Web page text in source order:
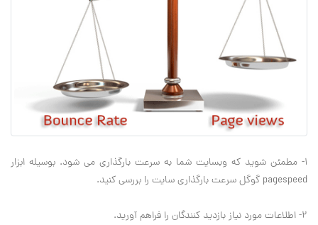
1- مطمئن شوید که وبسایت شما به سرعت بارگذاری می شود. بوسیله ابزار
pagespeed گوگل سرعت بارگذاری سایت را بررسی کنید.
2- اطلاعات مورد نیاز بازدید کنندگان را فراهم آورید.